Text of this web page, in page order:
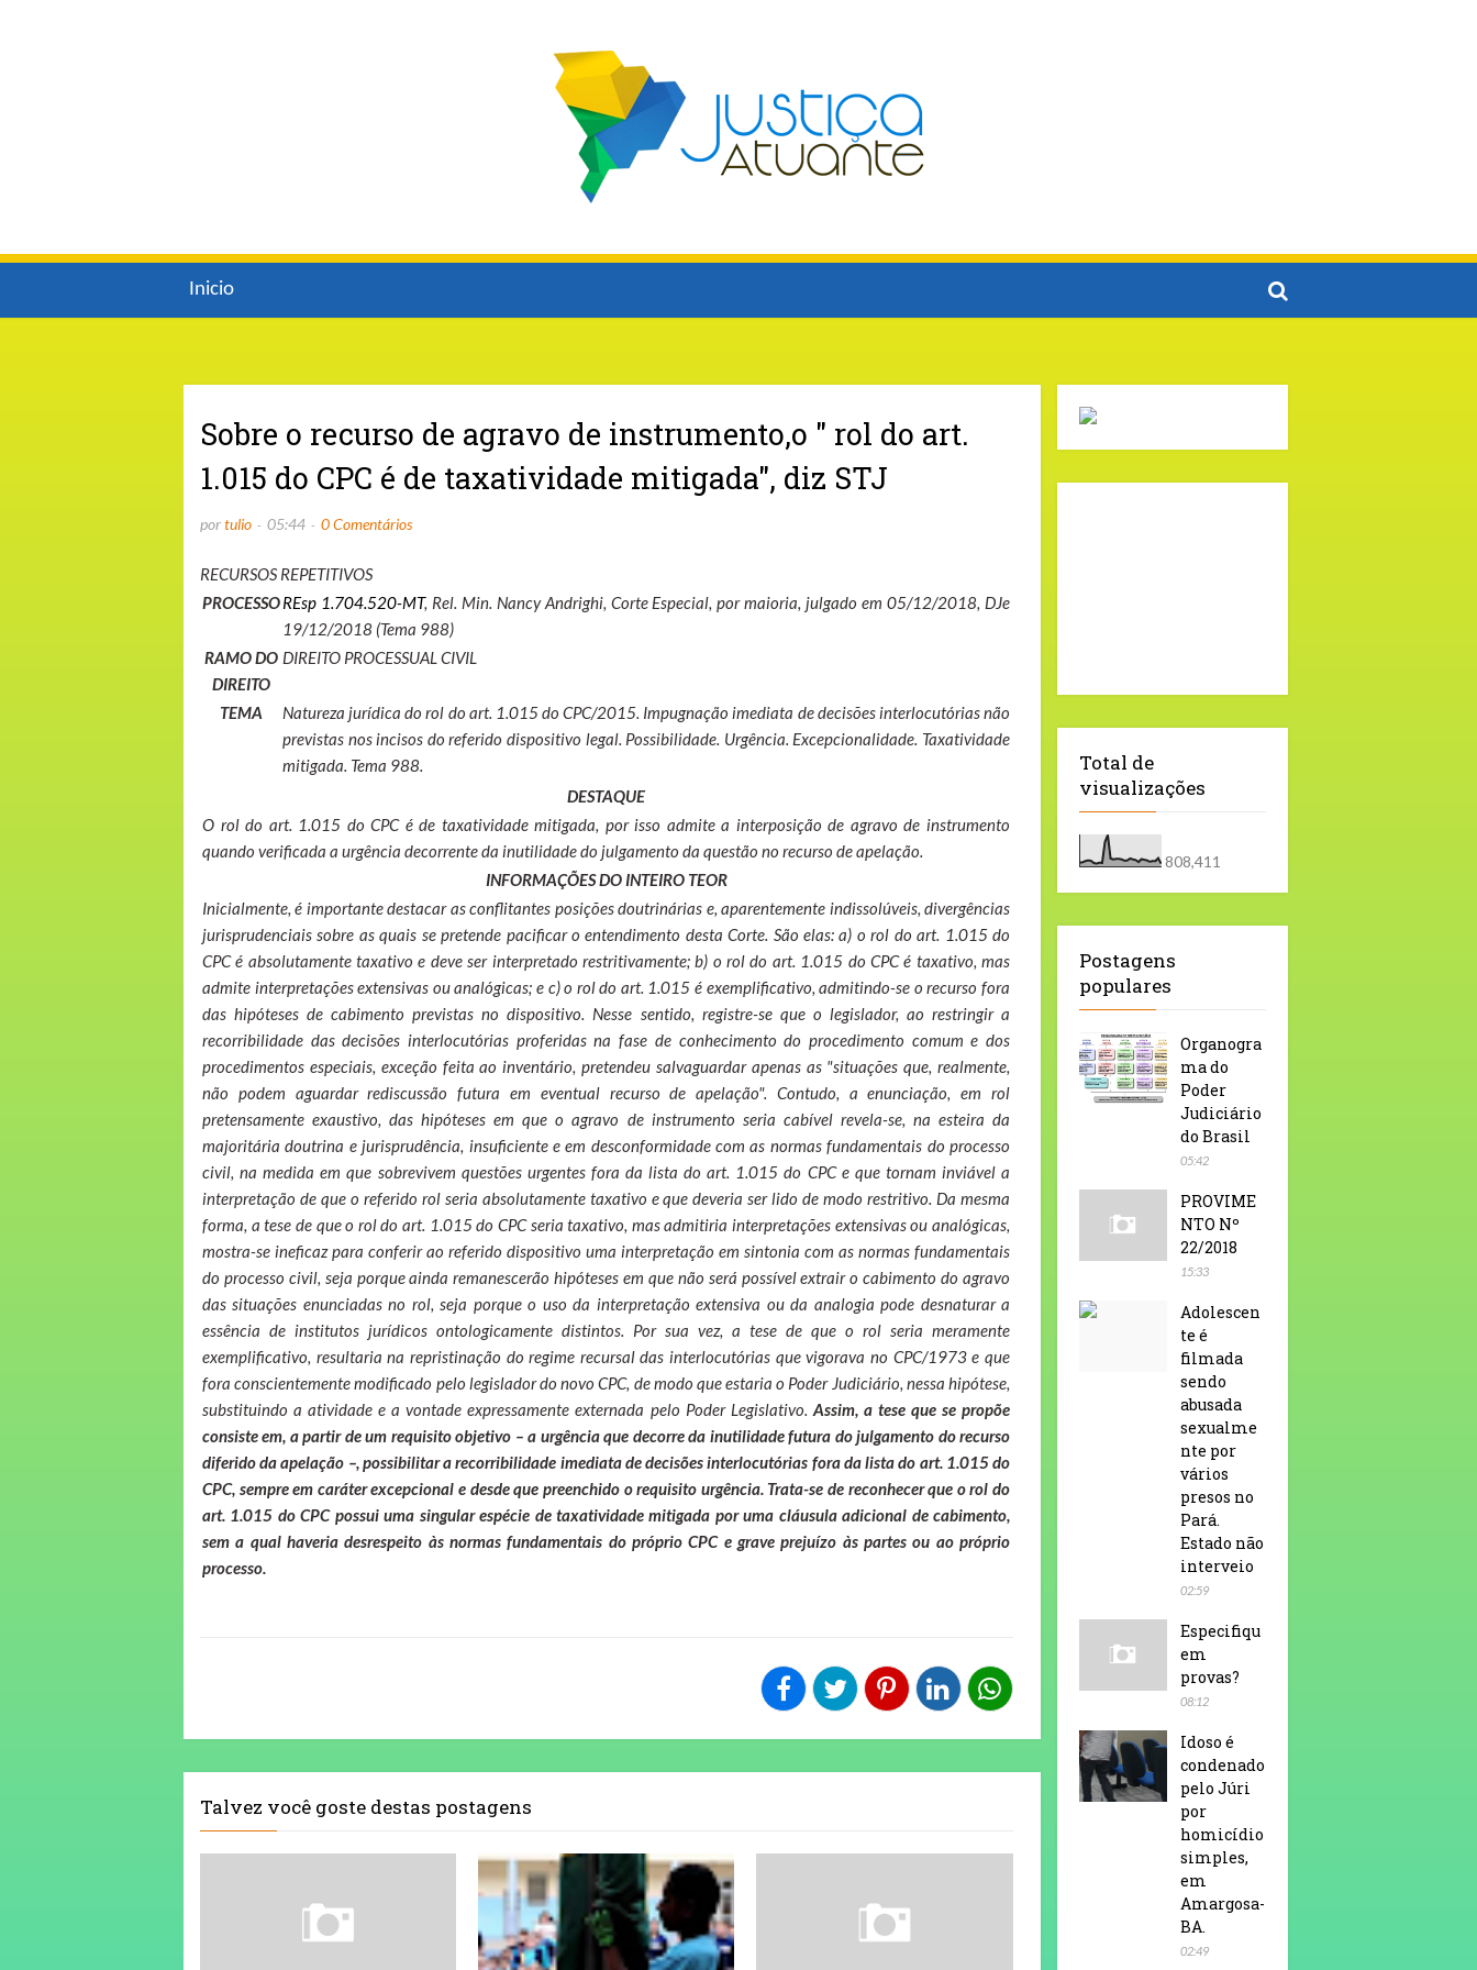
Inicio
Sobre o recurso de agravo de instrumento,o " rol do art.
1.015 do CPC é de taxatividade mitigada", diz STJ
portulio 05:44 0 Comentários
RECURSOS REPETITIVOS
PROCESSOREsp 1.704.520-MT, Rel. Min. Nancy Andrighi, Corte Especial, por maioria, julgado em 05/12/2018, DJe
19/12/2018 (Tema 988)
RAMO DO
DIREITO
DIREITO PROCESSUAL CIVIL
TEMA
Natureza jurídica do rol do art. 1.015 do CPC/2015. Impugnação imediata de decisões interlocutórias não
previstas nos incisos do referido dispositivo legal. Possibilidade. Urgência. Excepcionalidade. Taxatividade
mitigada. Tema 988.
DESTAQUE
O rol do art. 1.015 do CPC é de taxatividade mitigada, por isso admite a interposição de agravo de instrumento
quando verificada a urgência decorrente da inutilidade do julgamento da questão no recurso de apelação.
INFORMAÇÕES DO INTEIRO TEOR
Inicialmente, é importante destacar as conflitantes posições doutrinárias e, aparentemente indissolúveis, divergências
jurisprudenciais sobre as quais se pretende pacificar o entendimento desta Corte. São elas: a) o rol do art. 1.015 do
CPC é absolutamente taxativo e deve ser interpretado restritivamente; b) o rol do art. 1.015 do CPC é taxativo, mas
admite interpretações extensivas ou analógicas; e c) o rol do art. 1.015 é exemplificativo, admitindo-se o recurso fora
das hipóteses de cabimento previstas no dispositivo. Nesse sentido, registre-se que o legislador, ao restringir a
recorribilidade das decisões interlocutórias proferidas na fase de conhecimento do procedimento comum e dos
procedimentos especiais, exceção feita ao inventário, pretendeu salvaguardar apenas as "situações que, realmente,
não podem aguardar rediscussão futura em eventual recurso de apelação". Contudo, a enunciação, em rol
pretensamente exaustivo, das hipóteses em que o agravo de instrumento seria cabível revela-se, na esteira da
majoritária doutrina e jurisprudência, insuficiente e em desconformidade com as normas fundamentais do processo
civil, na medida em que sobrevivem questões urgentes fora da lista do art. 1.015 do CPC e que tornam inviável a
interpretação de que o referido rol seria absolutamente taxativo e que deveria ser lido de modo restritivo. Da mesma
forma, a tese de que o rol do art. 1.015 do CPC seria taxativo, mas admitiria interpretações extensivas ou analógicas,
mostra-se ineficaz para conferir ao referido dispositivo uma interpretação em sintonia com as normas fundamentais
do processo civil, seja porque ainda remanescerão hipóteses em que não será possível extrair o cabimento do agravo
das situações enunciadas no rol, seja porque o uso da interpretação extensiva ou da analogia pode desnaturar a
essência de institutos jurídicos ontologicamente distintos. Por sua vez, a tese de que o rol seria meramente
exemplificativo, resultaria na repristinação do regime recursal das interlocutórias que vigorava no CPC/1973 e que
fora conscientemente modificado pelo legislador do novo CPC, de modo que estaria o Poder Judiciário, nessa hipótese,
substituindo a atividade e a vontade expressamente externada pelo Poder Legislativo. Assim, a tese que se propõe
consiste em, a partir de um requisito objetivo – a urgência que decorre da inutilidade futura do julgamento do recurso
diferido da apelação –, possibilitar a recorribilidade imediata de decisões interlocutórias fora da lista do art. 1.015 do
CPC, sempre em caráter excepcional e desde que preenchido o requisito urgência. Trata-se de reconhecer que o rol do
art. 1.015 do CPC possui uma singular espécie de taxatividade mitigada por uma cláusula adicional de cabimento,
sem a qual haveria desrespeito às normas fundamentais do próprio CPC e grave prejuízo às partes ou ao próprio
processo.
Talvez você goste destas postagens
Total de
visualizações
808,411
Postagens
populares
Organogra
ma do
Poder
Judiciário
do Brasil
05:42
PROVIME
NTO Nº
22/2018
15:33
Adolescen
te é
filmada
sendo
abusada
sexualme
nte por
vários
presos no
Pará.
Estado não
interveio
02:59
Especifiqu
em
provas?
08:12
Idoso é
condenado
pelo Júri
por
homicídio
simples,
em
Amargosa-
BA.
02:49